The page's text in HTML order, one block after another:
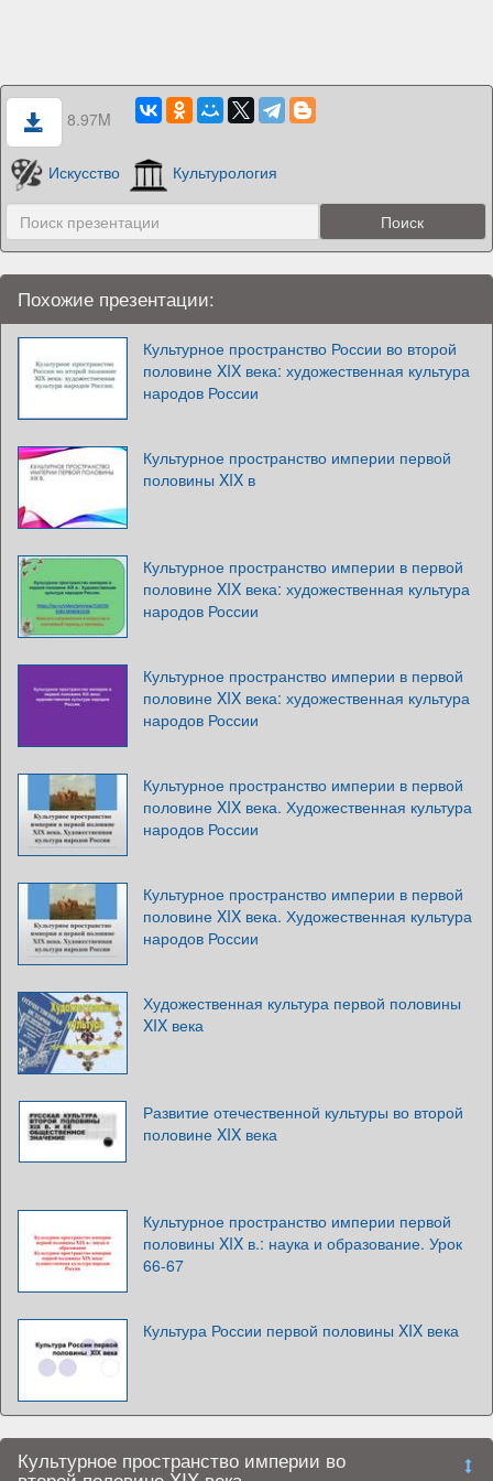
8.97M
Искусство Культурология
Похожие презентации:
Культурное пространство России во второй
половине XIX века: художественная культура
народов России
Культурное пространство империи первой
половины XIX в
Культурное пространство империи в первой
половине XIX века: художественная культура
народов России
Культурное пространство империи в первой
половине XIX века: художественная культура
народов России
Культурное пространство империи в первой
половине XIX века. Художественная культура
народов России
Культурное пространство империи в первой
половине XIX века. Художественная культура
народов России
Художественная культура первой половины
XIX века
Развитие отечественной культуры во второй
половине XIX века
Культурное пространство империи первой
половины XIX в.: наука и образование. Урок
66-67
Культура России первой половины XIX века
Культурное пространство империи во